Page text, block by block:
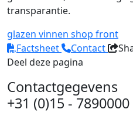
transparantie.
glazen vinnen shop front
Factsheet
Contact
Deel deze pagina
Contactgegevens
+31 (0)15 - 7890000